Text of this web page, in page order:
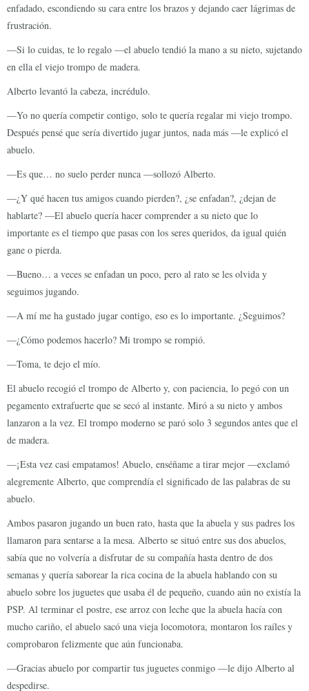
enfadado, escondiendo su cara entre los brazos y dejando caer lágrimas de
frustración.
—Si lo cuidas, te lo regalo —el abuelo tendió la mano a su nieto, sujetando
en ella el viejo trompo de madera.
Alberto levantó la cabeza, incrédulo.
—Yo no quería competir contigo, solo te quería regalar mi viejo trompo.
Después pensé que sería divertido jugar juntos, nada más —le explicó el
abuelo.
—Es que… no suelo perder nunca —sollozó Alberto.
—¿Y qué hacen tus amigos cuando pierden?, ¿se enfadan?, ¿dejan de
hablarte? —El abuelo quería hacer comprender a su nieto que lo
importante es el tiempo que pasas con los seres queridos, da igual quién
gane o pierda.
—Bueno… a veces se enfadan un poco, pero al rato se les olvida y
seguimos jugando.
—A mí me ha gustado jugar contigo, eso es lo importante. ¿Seguimos?
—¿Cómo podemos hacerlo? Mi trompo se rompió.
—Toma, te dejo el mío.
El abuelo recogió el trompo de Alberto y, con paciencia, lo pegó con un
pegamento extrafuerte que se secó al instante. Miró a su nieto y ambos
lanzaron a la vez. El trompo moderno se paró solo 3 segundos antes que el
de madera.
—¡Esta vez casi empatamos! Abuelo, enséñame a tirar mejor —exclamó
alegremente Alberto, que comprendía el significado de las palabras de su
abuelo.
Ambos pasaron jugando un buen rato, hasta que la abuela y sus padres los
llamaron para sentarse a la mesa. Alberto se situó entre sus dos abuelos,
sabía que no volvería a disfrutar de su compañía hasta dentro de dos
semanas y quería saborear la rica cocina de la abuela hablando con su
abuelo sobre los juguetes que usaba él de pequeño, cuando aún no existía la
PSP. Al terminar el postre, ese arroz con leche que la abuela hacía con
mucho cariño, el abuelo sacó una vieja locomotora, montaron los raíles y
comprobaron felizmente que aún funcionaba.
—Gracias abuelo por compartir tus juguetes conmigo —le dijo Alberto al
despedirse.